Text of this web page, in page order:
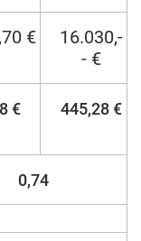
€
16.030,-
- €
€ 445,28 €
0,74